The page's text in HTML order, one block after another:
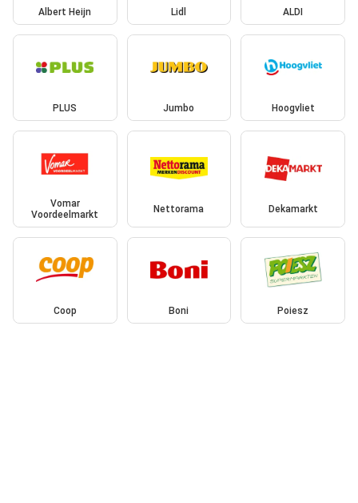
Albert Heijn Lidl ALDI
PLUS Jumbo Hoogvliet
Vomar
Voordeelmarkt
Nettorama Dekamarkt
Coop Boni Poiesz